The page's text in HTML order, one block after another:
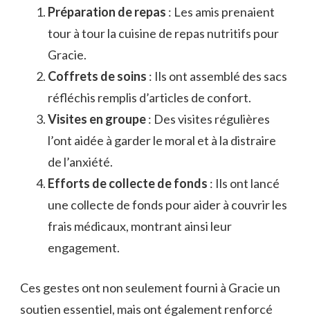
Préparation de repas : Les amis prenaient
tour à tour la cuisine de repas nutritifs pour
Gracie.
Coffrets de soins : Ils ont assemblé des sacs
réfléchis remplis d’articles de confort.
Visites en groupe: Des visites régulières
l’ont aidée à garder le moral et à la distraire
de l’anxiété.
Efforts de collecte de fonds : Ils ont lancé
une collecte de fonds pour aider à couvrir les
frais médicaux, montrant ainsi leur
engagement.
Ces gestes ont non seulement fourni à Gracie un
soutien essentiel, mais ont également renforcé